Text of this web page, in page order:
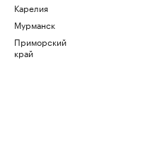
Карелия
Мурманск
Приморский
край